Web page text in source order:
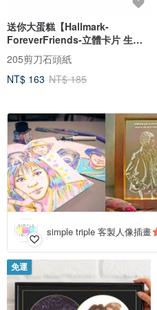
送你大蛋糕【Hallmark-
ForeverFriends-立體卡片 生日
祝福】
205剪刀石頭紙
NT$ 163 NT$ 185
simple triple 客製人像插畫
免運